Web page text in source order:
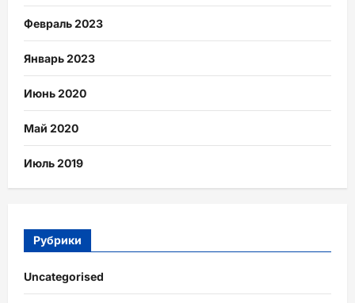
Февраль 2023
Январь 2023
Июнь 2020
Май 2020
Июль 2019
Рубрики
Uncategorised